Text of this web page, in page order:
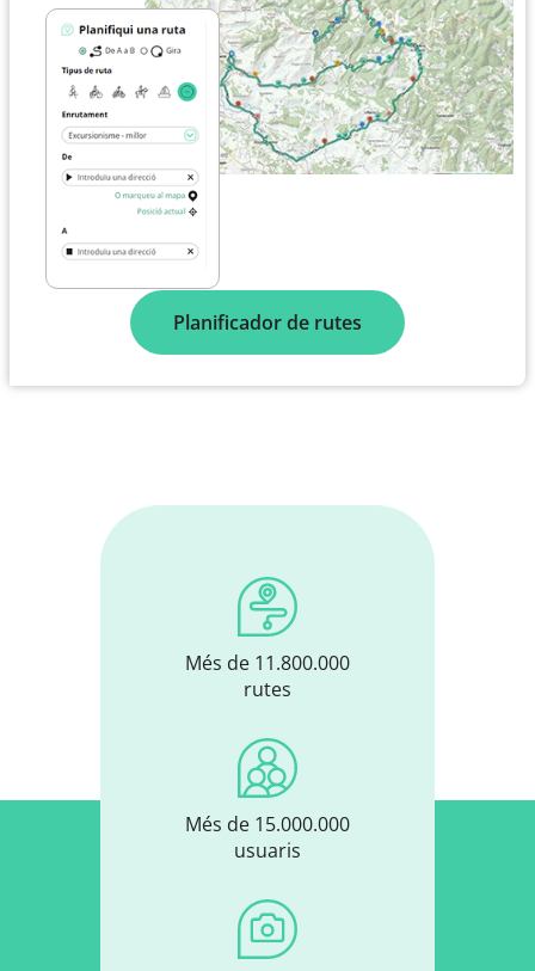
Planificador de rutes
Més de 11.800.000
rutes
Més de 15.000.000
usuaris